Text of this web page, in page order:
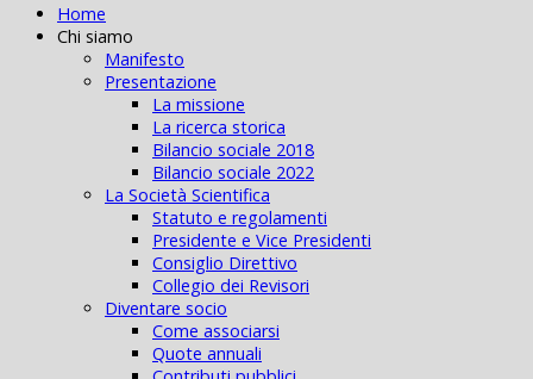
Home
Chi siamo
Manifesto
Presentazione
La missione
La ricerca storica
Bilancio sociale 2018
Bilancio sociale 2022
La Società Scientifica
Statuto e regolamenti
Presidente e Vice Presidenti
Consiglio Direttivo
Collegio dei Revisori
Diventare socio
Come associarsi
Quote annuali